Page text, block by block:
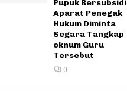
Pupuk Bersubsidi
Aparat Penegak
Hukum Diminta
Segara Tangkap
oknum Guru
Tersebut
0